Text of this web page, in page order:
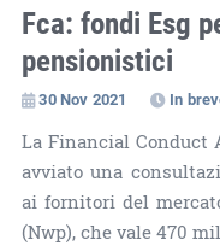
Fca: fondi Esg
pensionistici
30 Nov 2021 In
La Financial Conduct
avviato una
ai fornitori del
(Nwp), che vale 470